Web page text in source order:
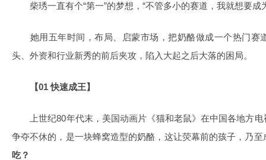
柴琇一直有个“第一”的梦想，“不管多小的赛道，我就想要成
她用五年时间，布局、启蒙市场，把奶酪做成一个热门赛
头、外资和行业新秀的前后夹攻，陷入大起之后大落的困局。
【01 快速成王】
上世纪80年代末，美国动画片《猫和老鼠》在中国各地方电
争夺不休的，是一块蜂窝造型的奶酪，这让荧幕前的孩子，乃至
吃？